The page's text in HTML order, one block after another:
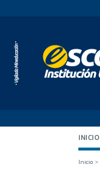
INICIO
Inicio >